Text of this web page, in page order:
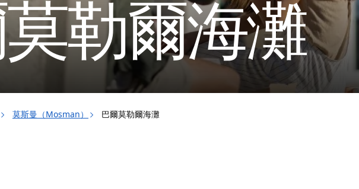
勒爾海灘
莫斯曼（Mosman） 巴爾莫勒爾海灘